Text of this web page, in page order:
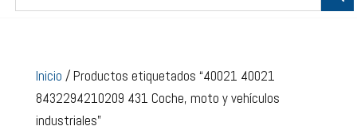
Inicio / Productos etiquetados “40021 40021
8432294210209 431 Coche, moto y vehículos
industriales”